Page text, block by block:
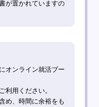
が置かれていますの
オンライン就活ブー
利用ください。
め、時間に余裕をも